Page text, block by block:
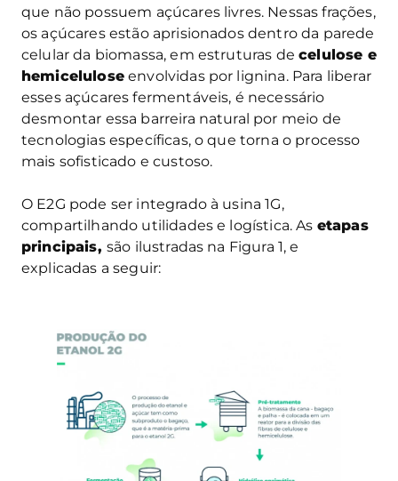
que não possuem açúcares livres. Nessas frações,
os açúcares estão aprisionados dentro da parede
celular da biomassa, em estruturas decelulose e
hemiceluloseenvolvidas por lignina. Para liberar
esses açúcares fermentáveis, é necessário
desmontar essa barreira natural por meio de
tecnologias específicas, o que torna o processo
mais sofisticado e custoso.
O E2G pode ser integrado à usina 1G,
compartilhando utilidades e logística. As etapas
principais, são ilustradas na Figura 1, e
explicadas a seguir: